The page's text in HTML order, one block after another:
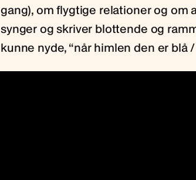
gang), om flygtige relationer og om
synger og skriver blottende og
kunne nyde, “når himlen den er blå